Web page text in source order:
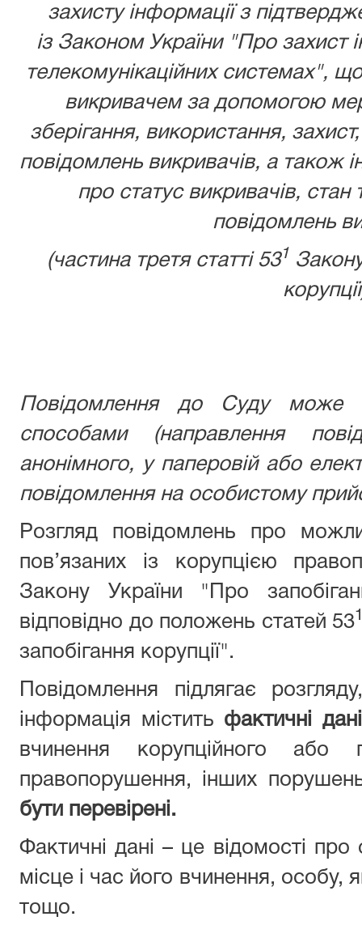
захисту інформації з
із Законом України"Про захист
телекомунікаційних системах",
викривачем за допомогою
зберігання, використання,
повідомлень викривачів, а також
про статус викривачів, стан
повідомлень
(частина третя статті 531
Повідомлення до Суду може
способами (направлення
анонімного, у паперовій або
повідомлення на особистому
Розгляд повідомлень про
пов’язаних із корупцією
Закону України "Про
відповідно до положень статей 53
запобігання корупції".
Повідомлення підлягає
інформація містить фактичні
вчинення корупційного або
правопорушення, інших
бути перевірені.
Фактичні дані – це відомості
місце і час його вчинення,
тощо.